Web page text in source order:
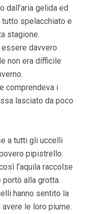
dall’aria gelida ed
tutto spelacchiato e
stagione.
davvero
non era difficile
comprendeva i
lasciato da poco
a tutti gli uccelli
pipistrello.
l’aquila raccolse
alla grotta.
hanno sentito la
le loro piume.